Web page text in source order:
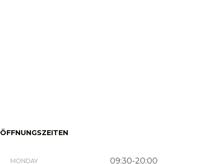
ÖFFNUNGSZEITEN
MONDAY 09:30-20:00